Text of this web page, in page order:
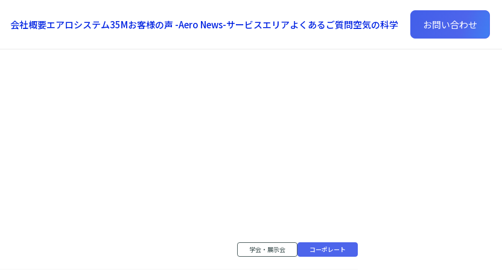
会社概要エアロシステム35Mお客様の声 -Aero News-サービスエリアよくあるご質問空気の科学 お問い合わせ
学会・展示会 コーポレート